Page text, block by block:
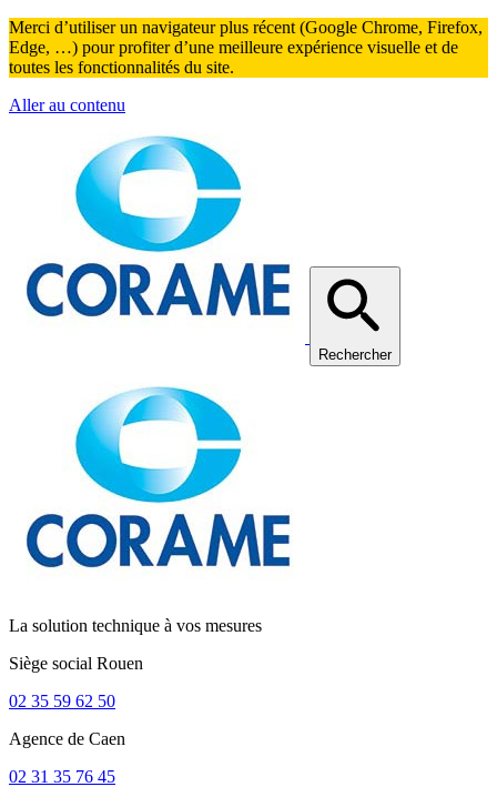
Merci d’utiliser un navigateur plus récent (Google Chrome, Firefox,
Edge, …) pour profiter d’une meilleure expérience visuelle et de
toutes les fonctionnalités du site.
Aller au contenu
Rechercher
La solution technique à vos mesures
Siège social Rouen
02 35 59 62 50
Agence de Caen
02 31 35 76 45